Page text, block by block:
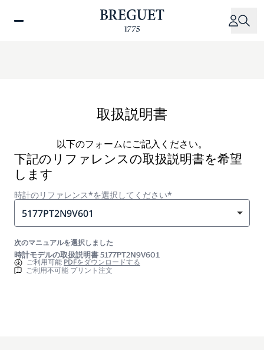
取扱説明書
以下のフォームにご記入ください。
下記のリファレンスの取扱説明書を希望
します
時計のリファレンス*を選択してください*
5177PT2N9V601
次のマニュアルを選択しました
時計モデルの取扱説明書 5177PT2N9V601
ご利用可能PDFをダウンロードする
ご利用不可能 プリント注文